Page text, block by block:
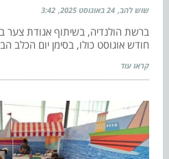
שוש להב 24 באוגוסט 2025 3:42
ברשת הולנדיה, בשיתוף אגודת צער
חודש אוגוסט כולו, בסימן יום הכלב
קראו עוד